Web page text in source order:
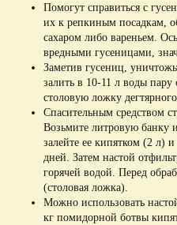
Помогут справиться с
их к репкиным посадкам,
сахаром либо вареньем.
вредными гусеницами,
Заметив гусениц,
залить в 10-11 л воды пару
столовую ложку
Спасительным средством
Возьмите литровую банку
залейте ее кипятком (2 л) и
дней. Затем настой
горячей водой. Перед
(столовая ложка).
Можно использовать
кг помидорной ботвы